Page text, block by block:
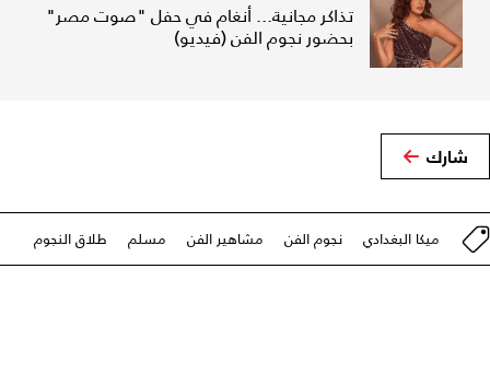
تذاكر مجانية... أنغام في حفل "صوت مصر"
بحضور نجوم الفن (فيديو)
شارك
ميكا البغدادي نجوم الفن مشاهير الفن مسلم طلاق النجوم